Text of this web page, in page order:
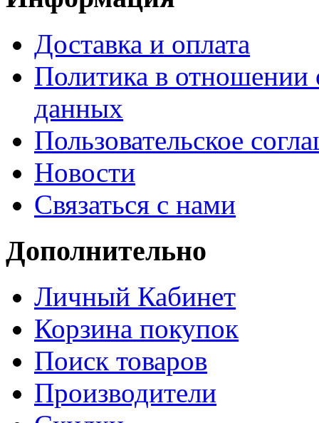
Доставка и оплата
Политика в отношении
данных
Пользовательское
Новости
Связаться с нами
Дополнительно
Личный Кабинет
Корзина покупок
Поиск товаров
Производители